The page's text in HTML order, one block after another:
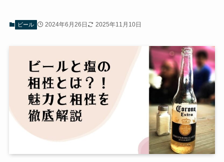
ビール 2024年6月26日 2025年11月10日